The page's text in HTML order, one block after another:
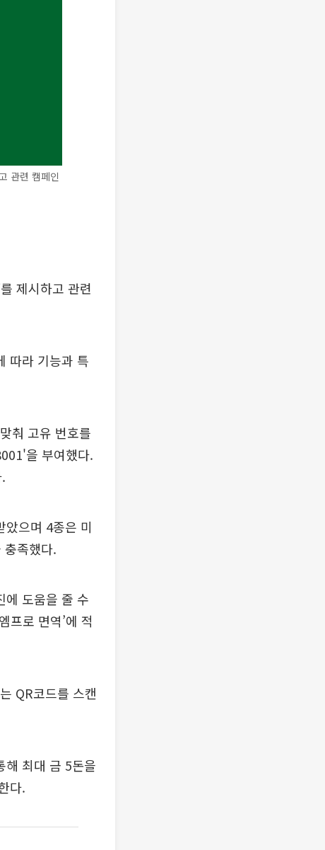
관련 캠페인
제시하고 관련
따라 기능과 특
춰 고유 번호를
을 부여했다.
으며 4종은 미
족했다.
에 도움을 줄 수
프로 면역’에 적
QR코드를 스캔
해 최대 금 5돈을
다.